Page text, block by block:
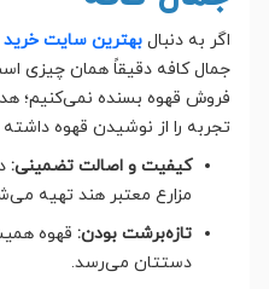
اگر به دنبال بهترین سایت
جمال کافه دقیقاً همان چیزی
فروش قهوه بسنده نمی‌کنیم؛
تجربه را از نوشیدن قهوه
کیفیت و اصالت تضمینی:
مزارع معتبر هند تهیه
تازه‌برشت بودن: قهوه
دستتان می‌رسد.